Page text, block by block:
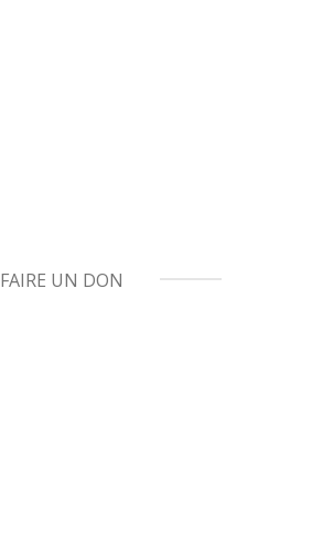
FAIRE UN DON